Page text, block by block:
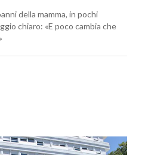
della mamma, in pochi
chiaro: «E poco cambia che